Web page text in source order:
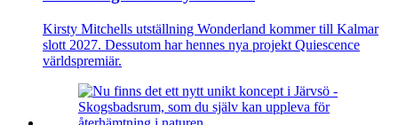
Kirsty Mitchells utställning Wonderland kommer till Kalmar
slott 2027. Dessutom har hennes nya projekt Quiescence
världspremiär.